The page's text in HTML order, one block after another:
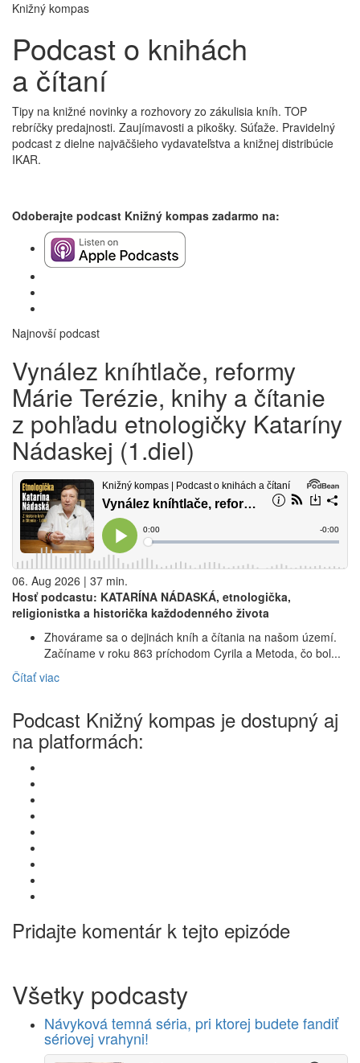
Knižný kompas
Podcast o knihách
a čítaní
Tipy na knižné novinky a rozhovory zo zákulisia kníh. TOP
rebríčky predajnosti. Zaujímavosti a pikošky. Súťaže. Pravidelný
podcast z dielne najväčšieho vydavateľstva a knižnej distribúcie
IKAR.
Odoberajte podcast Knižný kompas zadarmo na:
Najnovší podcast
Vynález kníhtlače, reformy
Márie Terézie, knihy a čítanie
z pohľadu etnologičky Kataríny
Nádaskej (1.diel)
06. Aug 2026 | 37 min.
Hosť podcastu: KATARÍNA NÁDASKÁ, etnologička,
religionistka a historička každodenného života
Zhovárame sa o dejinách kníh a čítania na našom území.
Začíname v roku 863 príchodom Cyrila a Metoda, čo bol...
Čítať viac
Podcast Knižný kompas je dostupný aj
na platformách:
Pridajte komentár k tejto epizóde
Všetky podcasty
Návyková temná séria, pri ktorej budete fandiť
sériovej vrahyni!